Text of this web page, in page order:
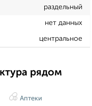
раздельный
нет данных
центральное
рядом
Аптеки